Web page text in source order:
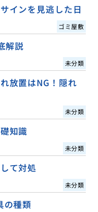
インを見逃した日
ゴミ屋敷
解説
未分類
放置はNG！隠れ
未分類
知識
未分類
て対処
未分類
の種類